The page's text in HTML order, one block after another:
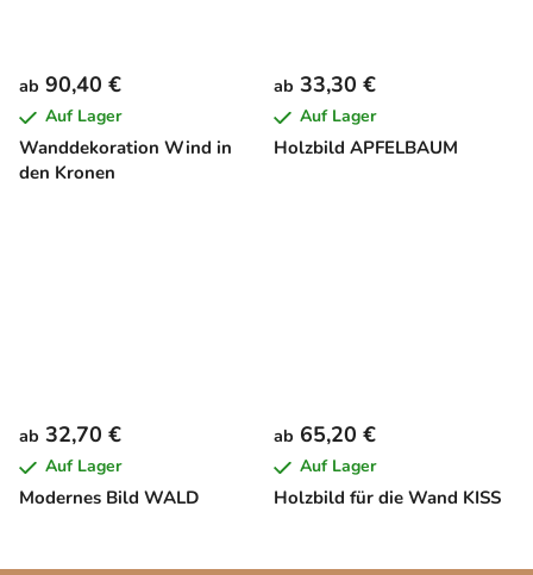
Wanddekoration Wind in
den Kronen
ab 90,40 €
Auf Lager
Holzbild APFELBAUM
ab 33,30 €
Auf Lager
Modernes Bild WALD
ab 32,70 €
Auf Lager
Holzbild für die Wand KISS
ab 65,20 €
Auf Lager